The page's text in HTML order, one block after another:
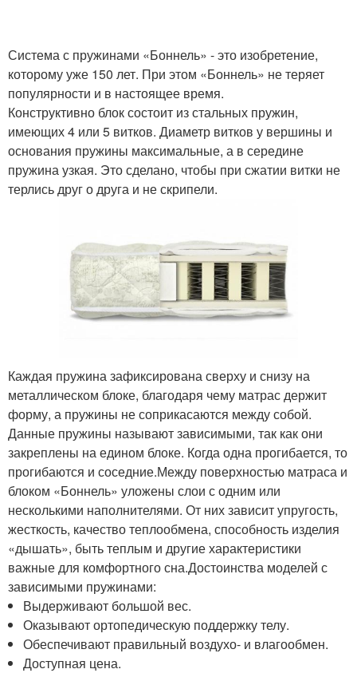
Система с пружинами «Боннель» - это изобретение,
которому уже 150 лет. При этом «Боннель» не теряет
популярности и в настоящее время.
Конструктивно блок состоит из стальных пружин,
имеющих 4 или 5 витков. Диаметр витков у вершины и
основания пружины максимальные, а в середине
пружина узкая. Это сделано, чтобы при сжатии витки не
терлись друг о друга и не скрипели.
Каждая пружина зафиксирована сверху и снизу на
металлическом блоке, благодаря чему матрас держит
форму, а пружины не соприкасаются между собой.
Данные пружины называют зависимыми, так как они
закреплены на едином блоке. Когда одна прогибается, то
прогибаются и соседние.Между поверхностью матраса и
блоком «Боннель» уложены слои с одним или
несколькими наполнителями. От них зависит упругость,
жесткость, качество теплообмена, способность изделия
«дышать», быть теплым и другие характеристики
важные для комфортного сна.Достоинства моделей с
зависимыми пружинами:
Выдерживают большой вес.
Оказывают ортопедическую поддержку телу.
Обеспечивают правильный воздухо- и влагообмен.
Доступная цена.